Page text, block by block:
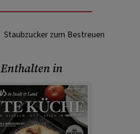
Staubzucker zum Bestreuen
Enthalten in